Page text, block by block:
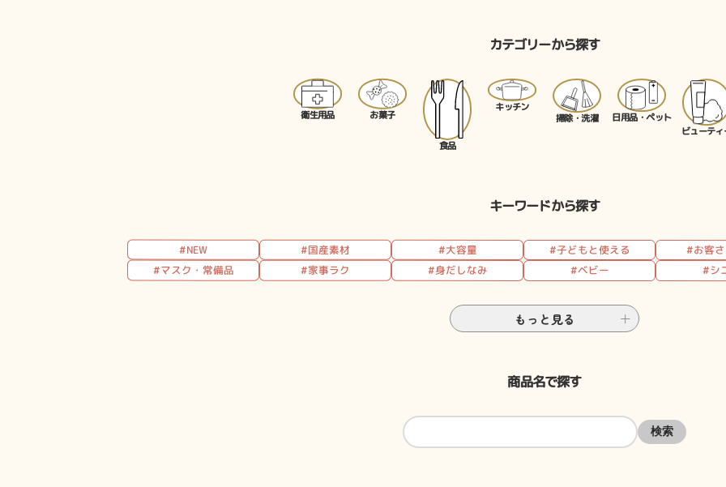
カテゴリーから探す
衛生用品 お菓子
食品
キッチン
掃除・洗濯 日用品・ペット
ビューティ
キーワードから探す
#NEW #国産素材 #大容量 #子どもと使える #お客
#マスク・常備品 #家事ラク #身だしなみ #ベビー #シ
もっと見る
商品名で探す